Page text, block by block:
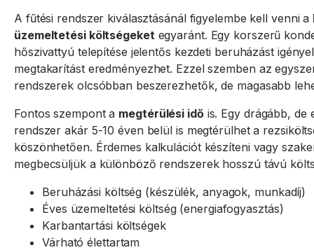
A fűtési rendszer kiválasztásánál figyelembe kell venni a
üzemeltetési költségeketegyaránt. Egy korszerű
hőszivattyú telepítése jelentős kezdeti beruházást
megtakarítást eredményezhet. Ezzel szemben az
rendszerek olcsóbban beszerezhetők, de magasabb
Fontos szempont a megtérülési időis. Egy drágább, de
rendszer akár 5-10 éven belül is megtérülhet a
köszönhetően. Érdemes kalkulációt készíteni vagy
megbecsüljük a különböző rendszerek hosszú távú
Beruházási költség (készülék, anyagok, munkadíj)
Éves üzemeltetési költség (energiafogyasztás)
Karbantartási költségek
Várható élettartam